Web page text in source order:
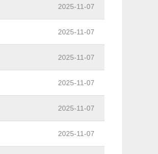
2025-11-07
2025-11-07
2025-11-07
2025-11-07
2025-11-07
2025-11-07